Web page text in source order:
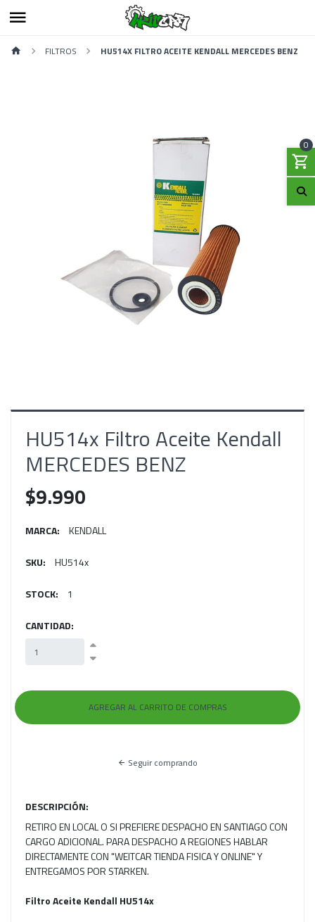
0
FILTROS HU514X FILTRO ACEITE KENDALL MERCEDES BENZ
HU514x Filtro Aceite Kendall
MERCEDES BENZ
$9.990
MARCA: KENDALL
SKU: HU514x
STOCK: 1
CANTIDAD:
Seguir comprando
DESCRIPCIÓN:
RETIRO EN LOCAL O SI PREFIERE DESPACHO EN SANTIAGO CON
CARGO ADICIONAL. PARA DESPACHO A REGIONES HABLAR
DIRECTAMENTE CON "WEITCAR TIENDA FISICA Y ONLINE" Y
ENTREGAMOS POR STARKEN.
Filtro Aceite Kendall HU514x